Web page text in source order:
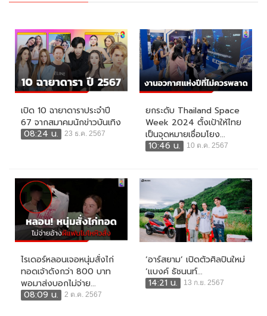
เปิด 10 ฉายาดาราประจำปี
67 จากสมาคมนักข่าวบันเทิง
08:24 น.
23 ธ.ค. 2567
ยกระดับ Thailand Space
Week 2024 ตั้งเป้าให้ไทย
เป็นจุดหมายเชื่อมโยง...
10:46 น.
10 ต.ค. 2567
ไรเดอร์หลอนเจอหนุ่มสั่งไก่
ทอดเจ้าดังกว่า 800 บาท
พอมาส่งบอกไม่จ่าย...
08:09 น.
2 ต.ค. 2567
‘อาร์สยาม’ เปิดตัวศิลปินใหม่
‘แบงค์ ธัชนนท์...
14:21 น.
13 ก.ย. 2567